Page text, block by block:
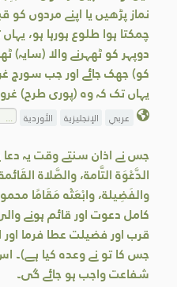
نماز پڑھیں یا اپنے مردوں
چمکتا ہوا طلوع ہورہا ہو،
دوپہر کو ٹھہرنے والا (سایہ)
کو) جھک جائے اور جب سورج
یہاں تک کہ وہ (پوری طرح)
عربي الإنجليزية الأوردية
جس نے اذان سنتے وقت یہ
الدَّعْوَة التَّامة، والصَّلاة
والفَضِيلة، وابْعَثْه مَقَامًا
کامل دعوت اور قائم ہونے
قرب اور فضیلت عطا فرما
جس کا تو نے وعدہ کیا ہے)۔
شفاعت واجب ہو جائے گی۔